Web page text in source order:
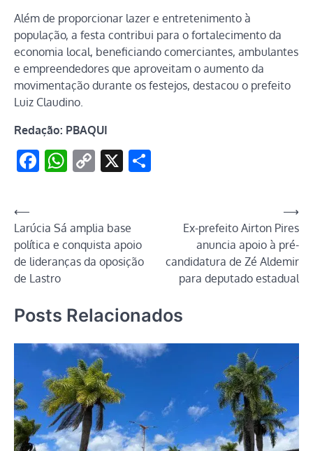
Além de proporcionar lazer e entretenimento à
população, a festa contribui para o fortalecimento da
economia local, beneficiando comerciantes, ambulantes
e empreendedores que aproveitam o aumento da
movimentação durante os festejos, destacou o prefeito
Luiz Claudino.
Redação: PBAQUI
Facebook
WhatsApp
Copy
X
Navegação
de
Post
⟵
Larúcia Sá amplia base
política e conquista apoio
de lideranças da oposição
de Lastro
Ex-prefeito Airton Pires
anuncia apoio à pré-
candidatura de Zé Aldemir
para deputado estadual
⟶
Posts Relacionados